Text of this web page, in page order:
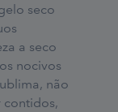
seco
nocivos
não
contidos,